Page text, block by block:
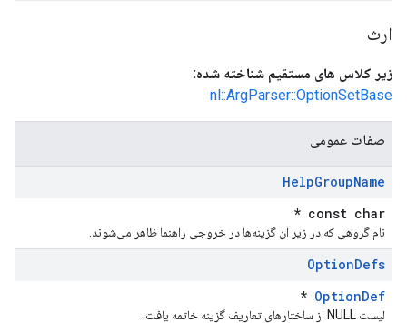
ارث
زیر کلاس های مستقیم شناخته شده:
nl::ArgParser::OptionSetBase
صفات عمومی
HelpGroupName
const char *
نام گروهی که در زیر آن گزینه‌ها در خروجی راهنما ظاهر می‌شوند.
OptionDefs
OptionDef
*
لیست NULL از ساختارهای تعاریف گزینه خاتمه یافت.